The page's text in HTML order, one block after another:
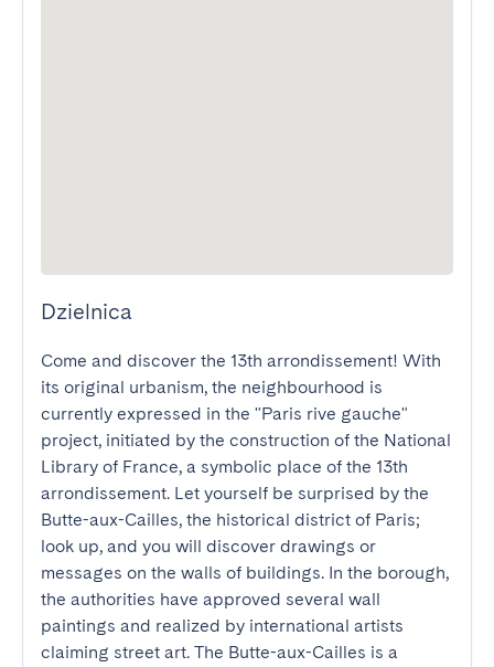
Dzielnica
Come and discover the 13th arrondissement! With
its original urbanism, the neighbourhood is
currently expressed in the "Paris rive gauche"
project, initiated by the construction of the National
Library of France, a symbolic place of the 13th
arrondissement. Let yourself be surprised by the
Butte-aux-Cailles, the historical district of Paris;
look up, and you will discover drawings or
messages on the walls of buildings. In the borough,
the authorities have approved several wall
paintings and realized by international artists
claiming street art. The Butte-aux-Cailles is a